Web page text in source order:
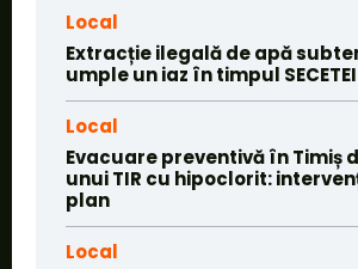
Local
Extracție ilegală de apă
umple un iaz în timpul
Local
Evacuare preventivă în Timiș
unui TIR cu hipoclorit:
plan
Local